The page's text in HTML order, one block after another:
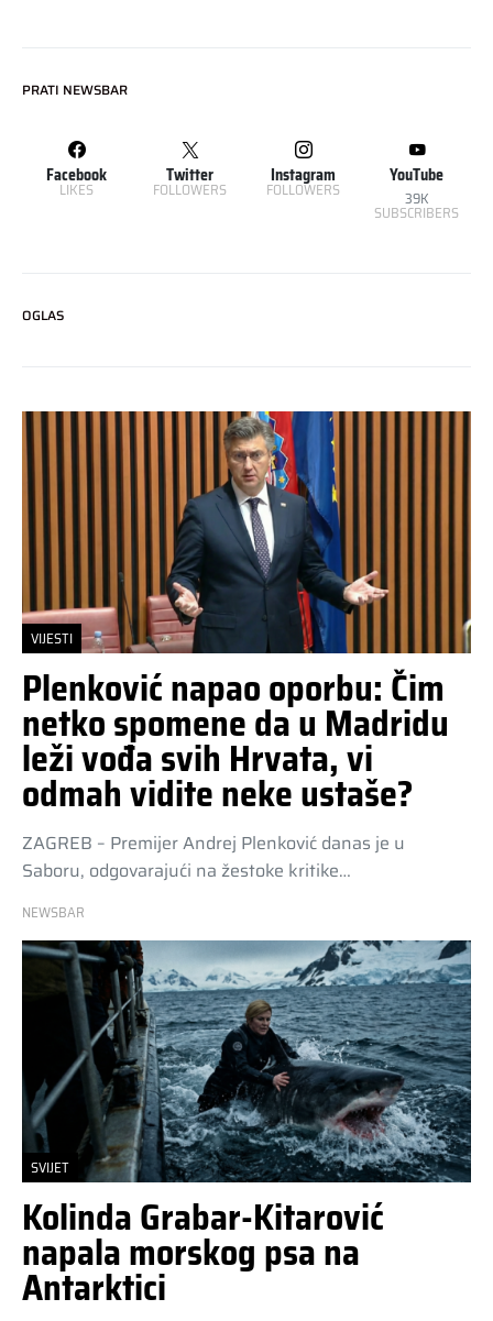
PRATI NEWSBAR
Facebook
LIKES
Twitter
FOLLOWERS
Instagram
FOLLOWERS
YouTube
39K
SUBSCRIBERS
OGLAS
VIJESTI
Plenković napao oporbu: Čim
netko spomene da u Madridu
leži vođa svih Hrvata, vi
odmah vidite neke ustaše?
ZAGREB – Premijer Andrej Plenković danas je u
Saboru, odgovarajući na žestoke kritike…
NEWSBAR
SVIJET
Kolinda Grabar-Kitarović
napala morskog psa na
Antarktici